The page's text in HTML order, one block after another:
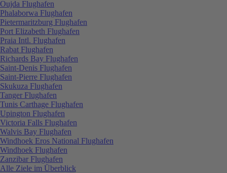
Oujda Flughafen
Phalaborwa Flughafen
Pietermaritzburg Flughafen
Port Elizabeth Flughafen
Praia Intl. Flughafen
Rabat Flughafen
Richards Bay Flughafen
Saint-Denis Flughafen
Saint-Pierre Flughafen
Skukuza Flughafen
Tanger Flughafen
Tunis Carthage Flughafen
Upington Flughafen
Victoria Falls Flughafen
Walvis Bay Flughafen
Windhoek Eros National Flughafen
Windhoek Flughafen
Zanzibar Flughafen
Alle Ziele im Überblick